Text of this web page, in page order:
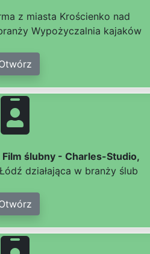
z miasta Krościenko nad
Wypożyczalnia kajaków
ślubny - Charles-Studio,
działająca w branży ślub